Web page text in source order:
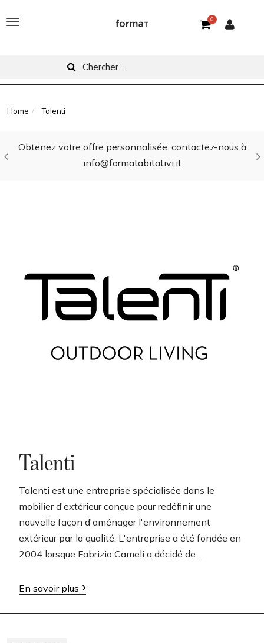
T
g
l
0
Home Talenti
Obtenez votre offre personnalisée: contactez-nous à
info@formatabitativi.it
Talenti
Talenti est une entreprise spécialisée dans le
mobilier d'extérieur conçue pour redéfinir une
nouvelle façon d'aménager l'environnement
extérieur par la qualité. L'entreprise a été fondée en
2004 lorsque Fabrizio Cameli a décidé de ...
En savoir plus